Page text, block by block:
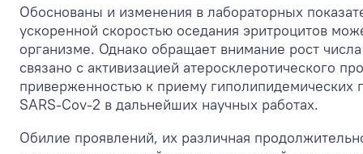
Обоснованы и изменения в лабораторных
ускоренной скоростью оседания эритроцитов
организме. Однако обращает внимание рост
связано с активизацией атеросклеротического
приверженностью к приему гиполипидемических
SARS-Cov-2 в дальнейших научных работах.
Обилие проявлений, их различная